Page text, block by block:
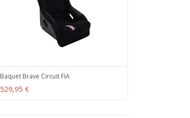
AÑADIR
Baquet Brave Circuit FIA
529,95 €